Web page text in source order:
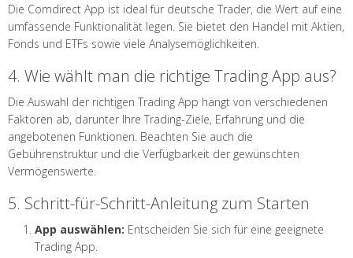
Die Comdirect App ist ideal für deutsche Trader, die Wert auf eine
umfassende Funktionalität legen. Sie bietet den Handel mit Aktien,
Fonds und ETFs sowie viele Analysemöglichkeiten.
4. Wie wählt man die richtige Trading App aus?
Die Auswahl der richtigen Trading App hängt von verschiedenen
Faktoren ab, darunter Ihre Trading-Ziele, Erfahrung und die
angebotenen Funktionen. Beachten Sie auch die
Gebührenstruktur und die Verfügbarkeit der gewünschten
Vermögenswerte.
5. Schritt-für-Schritt-Anleitung zum Starten
App auswählen: Entscheiden Sie sich für eine geeignete
Trading App.